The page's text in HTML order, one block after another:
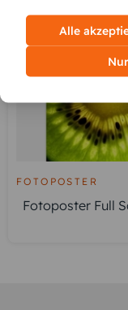
FOTOPOSTER
Fotoposter Full
Alle